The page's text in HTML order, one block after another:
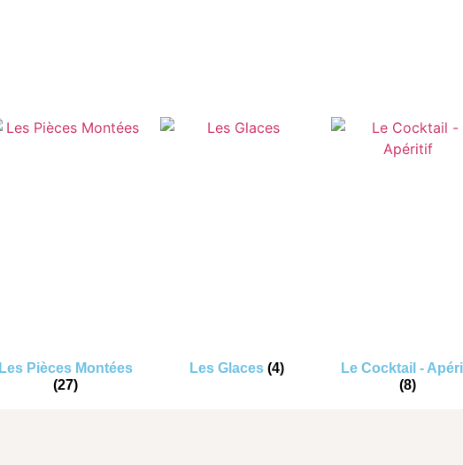
Les Pièces Montées
(27)
Les Glaces (4)
Le Cocktail -
(8)